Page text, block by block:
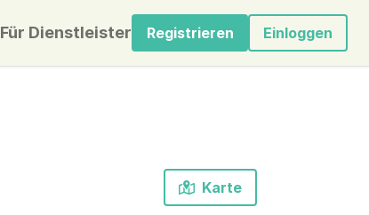
Für Dienstleister Registrieren Einloggen
Karte